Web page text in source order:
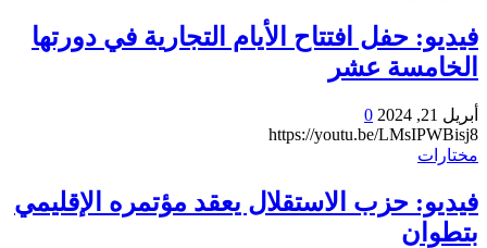
فيديو: حفل افتتاح الأيام التجارية في دورتها
الخامسة عشر
أبريل 21, 2024
0
https://youtu.be/LMsIPWBisj8
مختارات
فيديو: حزب الاستقلال يعقد مؤتمره الإقليمي
بتطوان